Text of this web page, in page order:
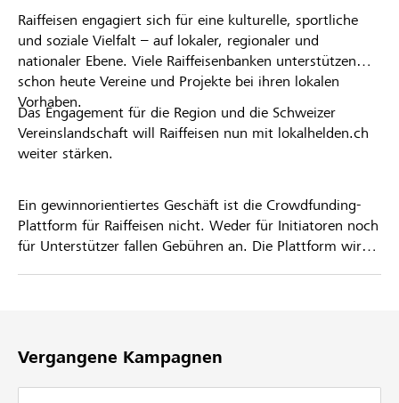
Raiffeisen engagiert sich für eine kulturelle, sportliche
und soziale Vielfalt – auf lokaler, regionaler und
nationaler Ebene. Viele Raiffeisenbanken unterstützen
schon heute Vereine und Projekte bei ihren lokalen
Vorhaben.
Das Engagement für die Region und die Schweizer
Vereinslandschaft will Raiffeisen nun mit lokalhelden.ch
weiter stärken.
Ein gewinnorientiertes Geschäft ist die Crowdfunding-
Plattform für Raiffeisen nicht. Weder für Initiatoren noch
für Unterstützer fallen Gebühren an. Die Plattform wird
Vergangene Kampagnen